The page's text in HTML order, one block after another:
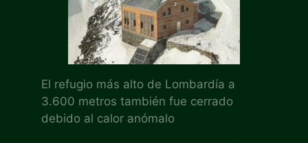
El refugio más alto de Lombardía a
3.600 metros también fue cerrado
debido al calor anómalo